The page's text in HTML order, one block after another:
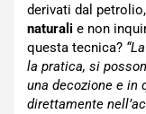
derivati dal
naturali e non
questa tecnica?
la pratica, si
una decozione e in
direttamente